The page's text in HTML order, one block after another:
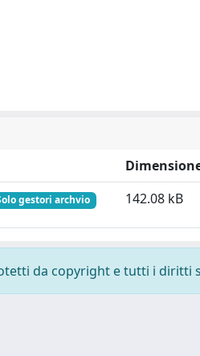
gestori archvio 142.08 kB
da copyright e tutti i diritti